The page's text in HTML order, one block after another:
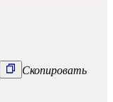
Скопировать